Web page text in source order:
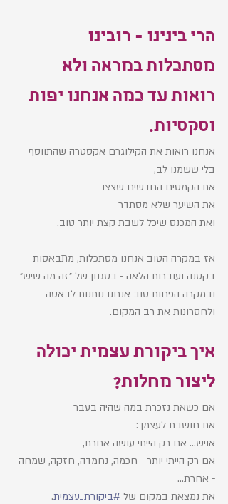
הרי בינינו - רובינו
מסתכלות במראה ולא
רואות עד כמה אנחנו יפות
וסקסיות.
אנחנו רואות את הקילוגרם אקסטרה שהתווסף
בלי ששמנו לב,
את הקמטים החדשים שצצו
את השיער שלא מסתדר
ואת המכנס שיכל לשבת קצת יותר טוב.
אז במקרה הטוב אנחנו מסתכלות, מתבאסות
בקטנה ועוברות הלאה - בסגנון של ״זה מה שיש״
ובמקרה הפחות טוב אנחנו נותנות לבאסה
ולחסרונות את רב המקום.
איך ביקורת עצמית יכולה
ליצור מחלות?
אם כשאת נזכרת במה שהיה בעבר
את חושבת לעצמך:
אויש... אם רק הייתי עושה אחרת,
אם רק הייתי יותר - חכמה, נחמדה, חזקה, שמחה
- אחרת...
את נמצאת במקום של #ביקורת_עצמית.